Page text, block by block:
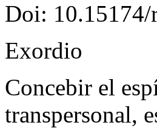
Doi:
Exordio
Concebir el
transpersonal,